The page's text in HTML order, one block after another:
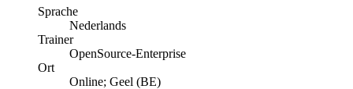
Sprache
Nederlands
Trainer
OpenSource-Enterprise
Ort
Online; Geel (BE)